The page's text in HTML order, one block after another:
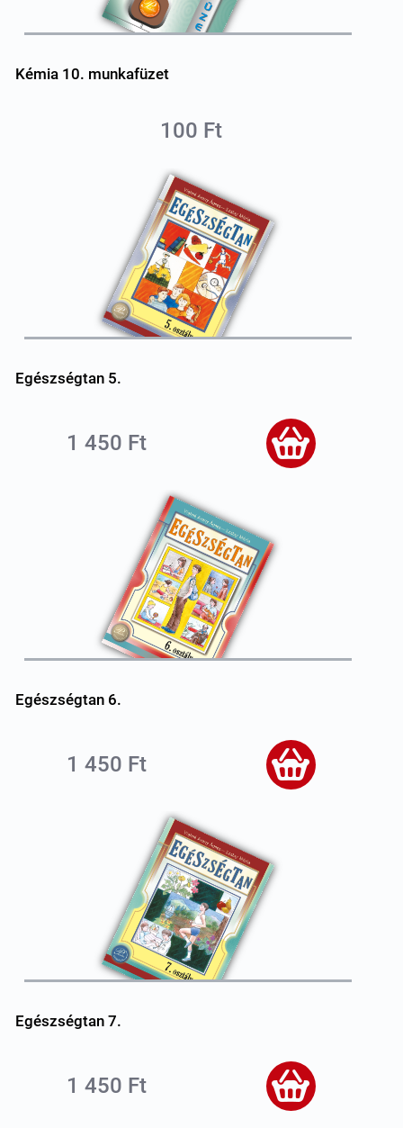
Kémia 10. munkafüzet
100 Ft
Egészségtan 5.
1 450 Ft
Egészségtan 6.
1 450 Ft
Egészségtan 7.
1 450 Ft